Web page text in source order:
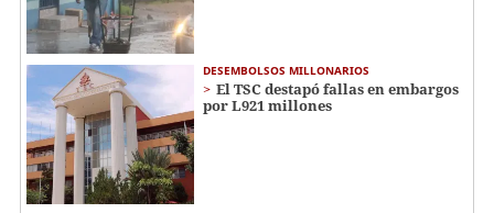
DESEMBOLSOS MILLONARIOS
El TSC destapó fallas en embargos
por L921 millones